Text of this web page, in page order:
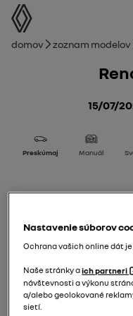
používateľská príručka
Navigačný
Domov Zoznam modelov
15/07/
Preskúmaj Manuál
Nastavenie súborov
Ochrana vašich online dát
Naše stránky aich partneri
návštevnosti a výkonu
a/alebo geolokované
sietí.